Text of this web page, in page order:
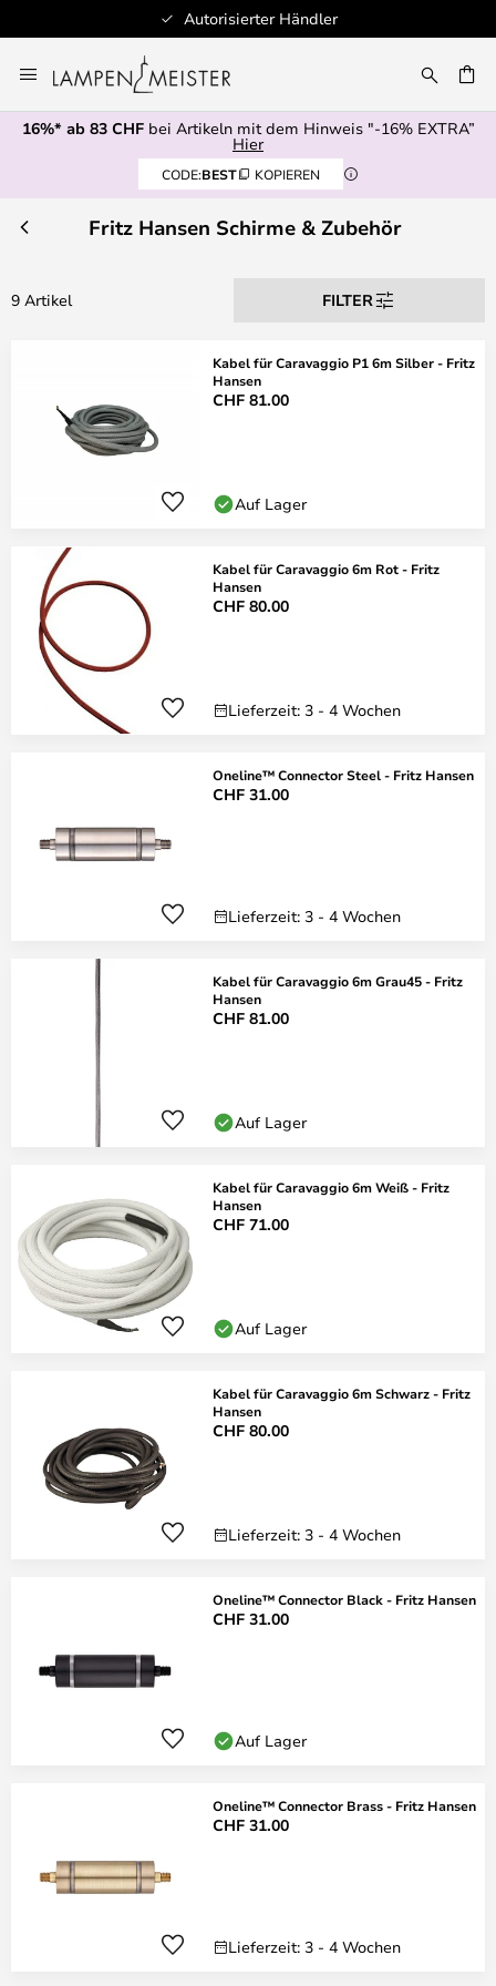
Autorisierter Händler
Inhalt
springen
16%* ab 83 CHFbei Artikeln mit dem Hinweis "-16% EXTRA”
Hier
CODE:BEST KOPIEREN
Fritz Hansen Schirme & Zubehör
9 Artikel FILTER
Kabel für Caravaggio P1 6m Silber - Fritz
Hansen
CHF 81.00
Auf Lager
Kabel für Caravaggio 6m Rot - Fritz
Hansen
CHF 80.00
Lieferzeit: 3 - 4 Wochen
Oneline™ Connector Steel - Fritz Hansen
CHF 31.00
Lieferzeit: 3 - 4 Wochen
Kabel für Caravaggio 6m Grau45 - Fritz
Hansen
CHF 81.00
Auf Lager
Kabel für Caravaggio 6m Weiß - Fritz
Hansen
CHF 71.00
Auf Lager
Kabel für Caravaggio 6m Schwarz - Fritz
Hansen
CHF 80.00
Lieferzeit: 3 - 4 Wochen
Oneline™ Connector Black - Fritz Hansen
CHF 31.00
Auf Lager
Oneline™ Connector Brass - Fritz Hansen
CHF 31.00
Lieferzeit: 3 - 4 Wochen